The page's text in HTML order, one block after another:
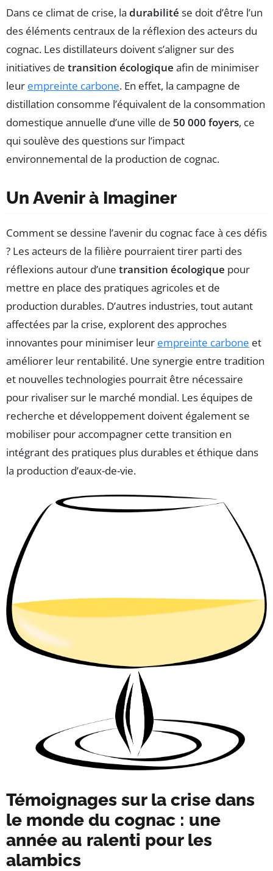
Dans ce climat de crise, la durabilité se doit d’être l’un
des éléments centraux de la réflexion des acteurs du
cognac. Les distillateurs doivent s’aligner sur des
initiatives de transition écologique afin de minimiser
leur empreinte carbone. En effet, la campagne de
distillation consomme l’équivalent de la consommation
domestique annuelle d’une ville de 50 000 foyers, ce
qui soulève des questions sur l’impact
environnemental de la production de cognac.
Un Avenir à Imaginer
Comment se dessine l’avenir du cognac face à ces défis
? Les acteurs de la filière pourraient tirer parti des
réflexions autour d’une transition écologique pour
mettre en place des pratiques agricoles et de
production durables. D’autres industries, tout autant
affectées par la crise, explorent des approches
innovantes pour minimiser leur empreinte carbone et
améliorer leur rentabilité. Une synergie entre tradition
et nouvelles technologies pourrait être nécessaire
pour rivaliser sur le marché mondial. Les équipes de
recherche et développement doivent également se
mobiliser pour accompagner cette transition en
intégrant des pratiques plus durables et éthique dans
la production d’eaux-de-vie.
Témoignages sur la crise dans
le monde du cognac : une
année au ralenti pour les
alambics